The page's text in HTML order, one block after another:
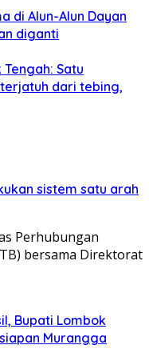
di Alun-Alun Dayan
diganti
Satu
dari tebing,
sistem satu arah
Perhubungan
bersama Direktorat
Bupati Lombok
Murangga